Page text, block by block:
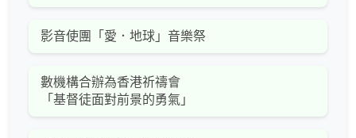
影音使團「愛．地球」音樂祭
數機構合辦為香港祈禱會
「基督徒面對前景的勇氣」